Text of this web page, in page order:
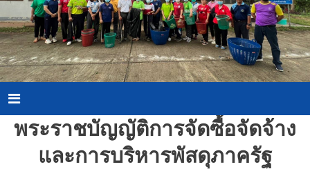
Menu
พระราชบัญญัติการจัดซื้อจัดจ้าง
และการบริหารพัสดุภาครัฐ